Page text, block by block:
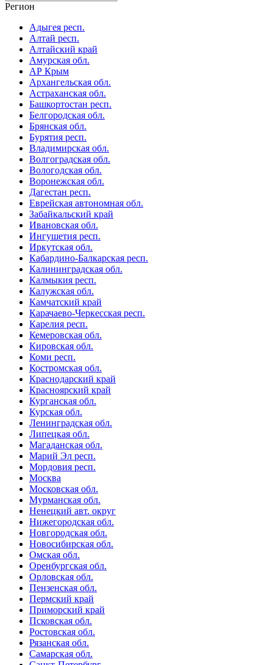
Регион
Адыгея респ.
Алтай респ.
Алтайский край
Амурская обл.
АР Крым
Архангельская обл.
Астраханская обл.
Башкортостан респ.
Белгородская обл.
Брянская обл.
Бурятия респ.
Владимирская обл.
Волгоградская обл.
Вологодская обл.
Воронежская обл.
Дагестан респ.
Еврейская автономная обл.
Забайкальский край
Ивановская обл.
Ингушетия респ.
Иркутская обл.
Кабардино-Балкарская респ.
Калининградская обл.
Калмыкия респ.
Калужская обл.
Камчатский край
Карачаево-Черкесская респ.
Карелия респ.
Кемеровская обл.
Кировская обл.
Коми респ.
Костромская обл.
Краснодарский край
Красноярский край
Курганская обл.
Курская обл.
Ленинградская обл.
Липецкая обл.
Магаданская обл.
Марий Эл респ.
Мордовия респ.
Москва
Московская обл.
Мурманская обл.
Ненецкий авт. округ
Нижегородская обл.
Новгородская обл.
Новосибирская обл.
Омская обл.
Оренбургская обл.
Орловская обл.
Пензенская обл.
Пермский край
Приморский край
Псковская обл.
Ростовская обл.
Рязанская обл.
Самарская обл.